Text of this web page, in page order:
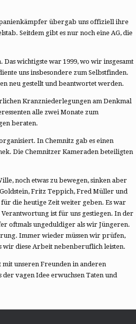
übergab uns offiziell ihre
Seitdem gibt es nur noch eine AG, die
wichtigste war 1999, wo wir insgesamt
uns insbesondere zum Selbstfinden.
neu gestellt und beantwortet werden.
Kranzniederlegungen am Denkmal
alle zwei Monate zum
beraten.
In Chemnitz gab es einen
Die Chemnitzer Kameraden beteiligten
noch etwas zu bewegen, sinken aber
Fritz Teppich, Fred Müller und
die heutige Zeit weiter geben. Es war
ist für uns gestiegen. In der
oftmals ungeduldiger als wir Jüngeren.
Immer wieder müssen wir prüfen,
wir diese Arbeit nebenberuflich leisten.
mit unseren Freunden in anderen
vagen Idee erwuchsen Taten und